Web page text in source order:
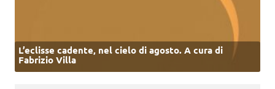
L’eclisse cadente, nel cielo di agosto. A cura di
Fabrizio Villa